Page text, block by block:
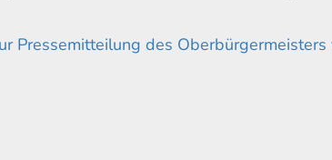
Pressemitteilung des Oberbürgermeisters